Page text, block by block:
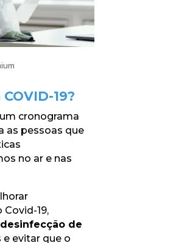
19?
cronograma
as pessoas que
no ar e nas
19,
desinfecção de
evitar que o